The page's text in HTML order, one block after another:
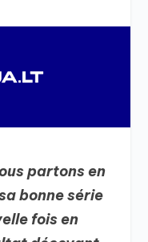
partons en
bonne série
fois en